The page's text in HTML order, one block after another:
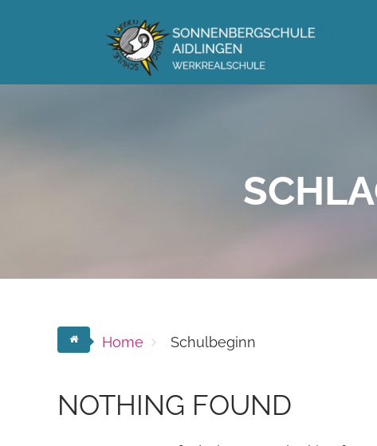
Home Schulbeginn
NOTHING FOUND